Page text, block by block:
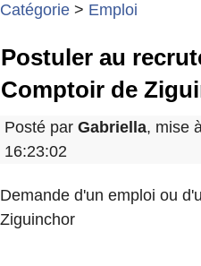
Catégorie > Emploi
Postuler au
Comptoir de
Posté par Gabriella, mise
16:23:02
Demande d'un emploi ou
Ziguinchor